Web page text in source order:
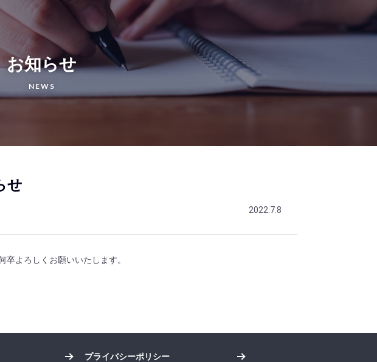
お知らせ
NEWS
せ
2022.7.8
よろしくお願いいたします。
プライバシーポリシー